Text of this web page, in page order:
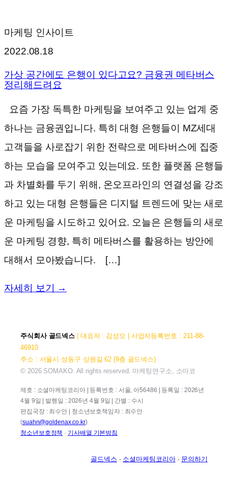
마케팅 인사이트
2022.08.18
가상 공간에도 은행이 있다고요? 금융권 메타버스
정리해드려요
요즘 가장 독특한 마케팅을 보여주고 있는 업계 중
하나는 금융권입니다. 특히 대형 은행들이 MZ세대
고객들을 사로잡기 위한 전략으로 메타버스에 집중
하는 모습을 모여주고 있는데요. 또한 플랫폼 은행들
과 차별화를 두기 위해, 온오프라인의 연결성을 강조
하고 있는 대형 은행들은 디지털 트렌드에 맞는 새로
운 마케팅을 시도하고 있어요. 오늘은 은행들의 새로
운 마케팅 경향, 특히 메타버스를 활용하는 방안에
대해서 모아봤습니다. […]
자세히 보기 →
주식회사 골드넥스 | 대표자 : 김성모 | 사업자등록번호 : 211-88-
46910
주소 : 서울시 성동구 상원길 62 (9층 골드넥스)
© 2026 SOMAKO. All rights reserved. 마케팅연구소, 소마코
제호 : 소셜마케팅코리아 | 등록번호 : 서울, 아56486 | 등록일 : 2026년
4월 9일 | 발행일 : 2026년 4월 9일 | 간별 : 수시
편집국장 : 최수안 | 청소년보호책임자 : 최수안
(suahn@goldenax.co.kr)
청소년보호정책 · 기사배열 기본방침
골드넥스 · 소셜마케팅코리아· 문의하기